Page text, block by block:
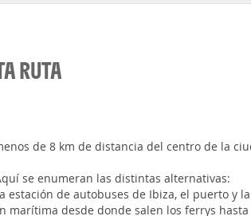
RUTA
de 8 km de distancia del centro de la
se enumeran las distintas alternativas:
estación de autobuses de Ibiza, el puerto y
marítima desde donde salen los ferrys